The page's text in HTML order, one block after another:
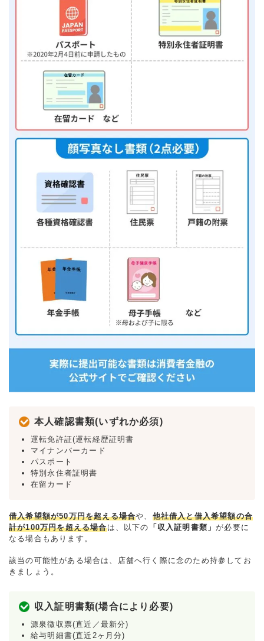
本人確認書類(いずれか必須)
運転免許証(運転経歴証明書
マイナンバーカード
パスポート
特別永住者証明書
在留カード
借入希望額が50万円を超える場合や、 他社借入と借入希望額の合
計が100万円を超える場合は、以下の 「収入証明書類」が必要に
なる場合もあります。
該当の可能性がある場合は、店舗へ行く際に念のため持参してお
きましょう。
収入証明書類(場合により必要)
源泉徴収票(直近／最新分)
給与明細書(直近2ヶ月分)